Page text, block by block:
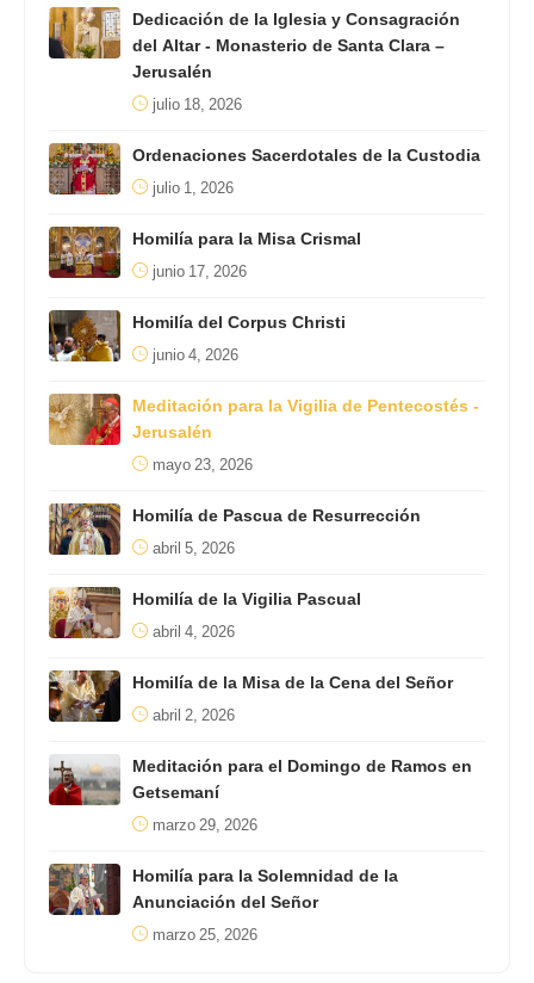
Dedicación de la Iglesia y Consagración
del Altar - Monasterio de Santa Clara –
Jerusalén
julio 18, 2026
Ordenaciones Sacerdotales de la Custodia
julio 1, 2026
Homilía para la Misa Crismal
junio 17, 2026
Homilía del Corpus Christi
junio 4, 2026
Meditación para la Vigilia de Pentecostés -
Jerusalén
mayo 23, 2026
Homilía de Pascua de Resurrección
abril 5, 2026
Homilía de la Vigilia Pascual
abril 4, 2026
Homilía de la Misa de la Cena del Señor
abril 2, 2026
Meditación para el Domingo de Ramos en
Getsemaní
marzo 29, 2026
Homilía para la Solemnidad de la
Anunciación del Señor
marzo 25, 2026